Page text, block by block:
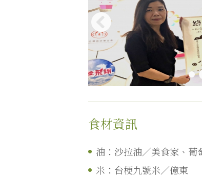
食材資訊
油：沙拉油／美食家、
米：台梗九號米／億東